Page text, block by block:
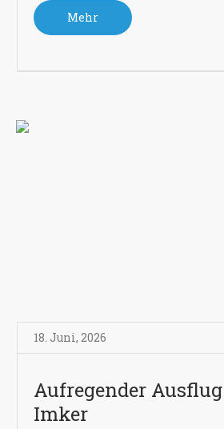
Mehr
18. Juni, 2026
Aufregender
Imker